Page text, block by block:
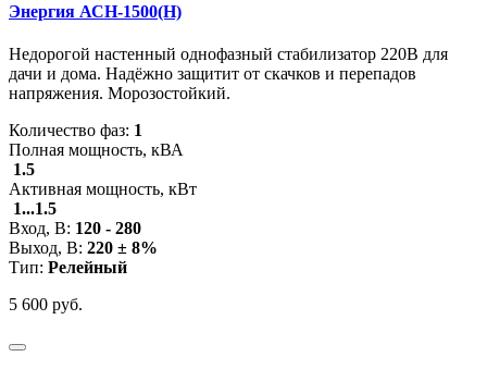
Энергия АСН-1500(Н)
Недорогой настенный однофазный стабилизатор 220В для
дачи и дома. Надёжно защитит от скачков и перепадов
напряжения. Морозостойкий.
Количество фаз: 1
Полная мощность, кВА
1.5
Активная мощность, кВт
1...1.5
Вход, В: 120 - 280
Выход, В: 220 ± 8%
Тип: Релейный
5 600 руб.